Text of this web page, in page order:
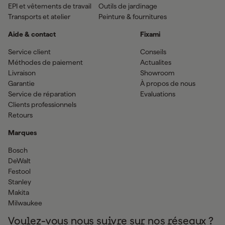
EPI et vêtements de travail
Transports et atelier
Outils de jardinage
Peinture & fournitures
Aide & contact
Service client
Méthodes de paiement
Livraison
Garantie
Service de réparation
Clients professionnels
Retours
Marques
Bosch
DeWalt
Festool
Stanley
Makita
Milwaukee
Fixami
Conseils
Actualites
Showroom
À propos de nous
Evaluations
Voulez-vous nous suivre sur nos réseaux ?